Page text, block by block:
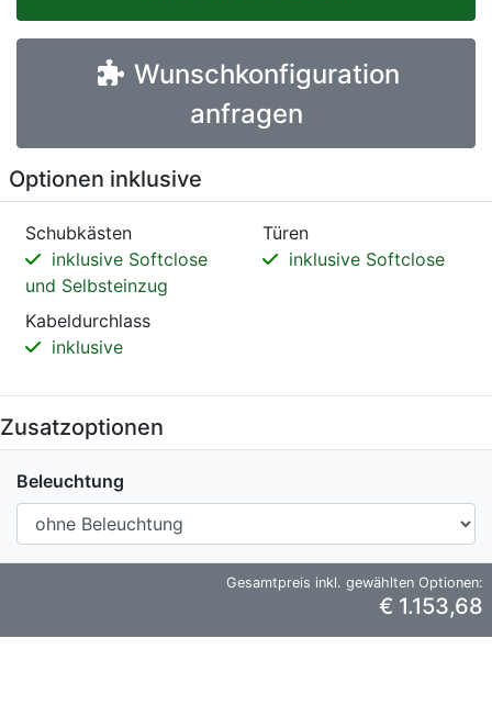
Wunschkonfiguration
anfragen
Optionen inklusive
Schubkästen
inklusive Softclose
und Selbsteinzug
Türen
inklusive Softclose
Kabeldurchlass
inklusive
Zusatzoptionen
Beleuchtung
Gesamtpreis inkl. gewählten Optionen:
€ 1.153,68